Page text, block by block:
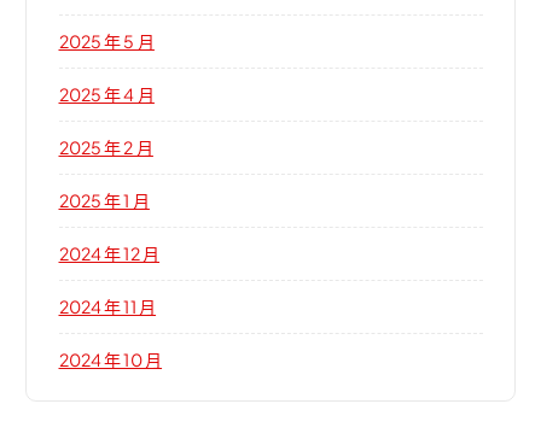
2025 年 5 月
2025 年 4 月
2025 年 2 月
2025 年 1 月
2024 年 12 月
2024 年 11 月
2024 年 10 月